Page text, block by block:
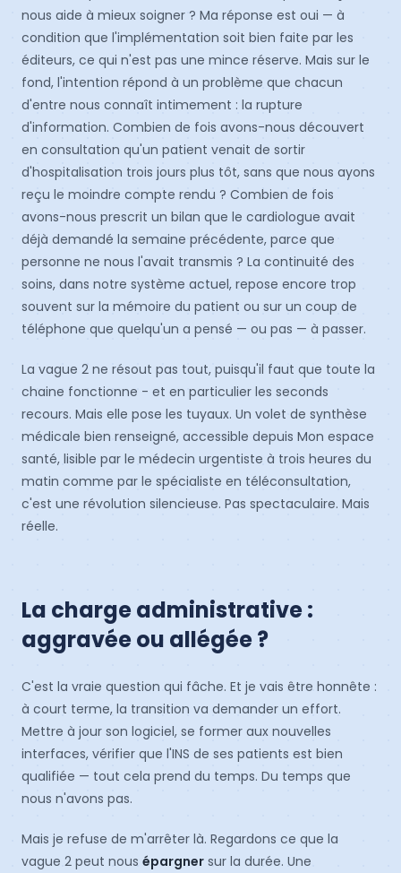
nous aide à mieux soigner ? Ma réponse est oui — à
condition que l'implémentation soit bien faite par les
éditeurs, ce qui n'est pas une mince réserve. Mais sur le
fond, l'intention répond à un problème que chacun
d'entre nous connaît intimement : la rupture
d'information. Combien de fois avons-nous découvert
en consultation qu'un patient venait de sortir
d'hospitalisation trois jours plus tôt, sans que nous ayons
reçu le moindre compte rendu ? Combien de fois
avons-nous prescrit un bilan que le cardiologue avait
déjà demandé la semaine précédente, parce que
personne ne nous l'avait transmis ? La continuité des
soins, dans notre système actuel, repose encore trop
souvent sur la mémoire du patient ou sur un coup de
téléphone que quelqu'un a pensé — ou pas — à passer.
La vague 2 ne résout pas tout, puisqu'il faut que toute la
chaine fonctionne - et en particulier les seconds
recours. Mais elle pose les tuyaux. Un volet de synthèse
médicale bien renseigné, accessible depuis Mon espace
santé, lisible par le médecin urgentiste à trois heures du
matin comme par le spécialiste en téléconsultation,
c'est une révolution silencieuse. Pas spectaculaire. Mais
réelle.
La charge administrative :
aggravée ou allégée ?
C'est la vraie question qui fâche. Et je vais être honnête :
à court terme, la transition va demander un effort.
Mettre à jour son logiciel, se former aux nouvelles
interfaces, vérifier que l'INS de ses patients est bien
qualifiée — tout cela prend du temps. Du temps que
nous n'avons pas.
Mais je refuse de m'arrêter là. Regardons ce que la
vague 2 peut nous épargner sur la durée. Une